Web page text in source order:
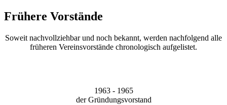
Frühere Vorstände
Soweit nachvollziehbar und noch bekannt, werden nachfolgend alle
früheren Vereinsvorstände chronologisch aufgelistet.
1963 - 1965
der Gründungsvorstand